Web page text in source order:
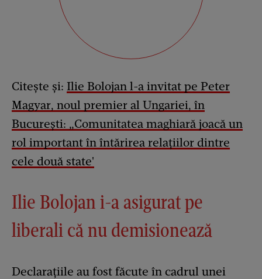
Citește și: Ilie Bolojan l-a invitat pe Peter
Magyar, noul premier al Ungariei, în
București: „Comunitatea maghiară joacă un
rol important în întărirea relațiilor dintre
cele două state'
Ilie Bolojan i-a asigurat pe
liberali că nu demisionează
Declarațiile au fost făcute în cadrul unei